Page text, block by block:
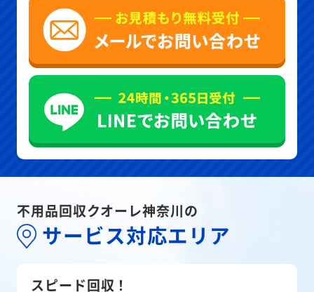
不用品回収クオーレ神奈川の
サービス対応エリア
スピード回収！